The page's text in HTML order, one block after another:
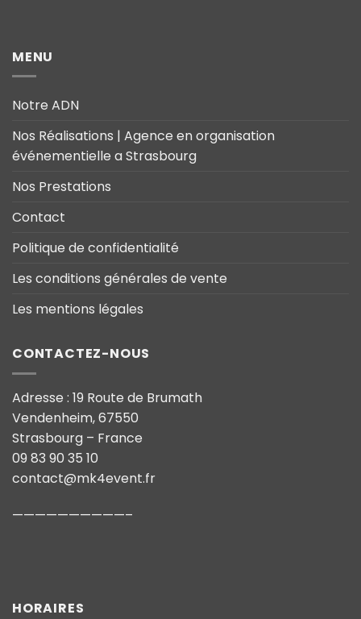
MENU
Notre ADN
Nos Réalisations | Agence en organisation
événementielle a Strasbourg
Nos Prestations
Contact
Politique de confidentialité
Les conditions générales de vente
Les mentions légales
CONTACTEZ-NOUS
Adresse : 19 Route de Brumath
Vendenheim, 67550
Strasbourg – France
09 83 90 35 10
contact@mk4event.fr
——————————–
HORAIRES